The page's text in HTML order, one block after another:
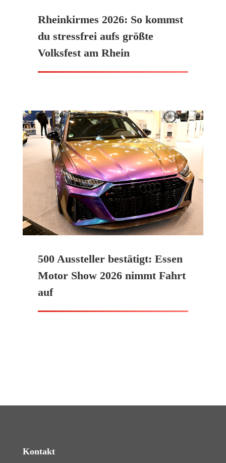
Rheinkirmes 2026: So kommst
du stressfrei aufs größte
Volksfest am Rhein
500 Aussteller bestätigt: Essen
Motor Show 2026 nimmt Fahrt
auf
Kontakt